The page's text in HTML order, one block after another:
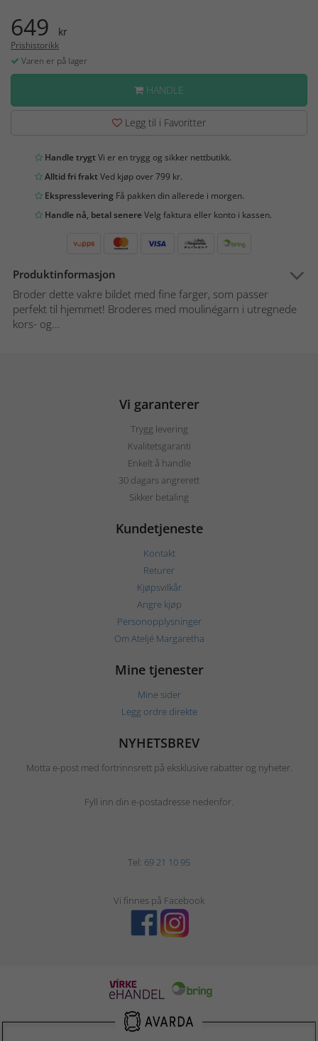
649 kr
Prishistorikk
Varen er på lager
HANDLE
Legg til i Favoritter
Handle trygtVi er en trygg og sikker nettbutikk.
Alltid fri fraktVed kjøp over 799 kr.
Ekspresslevering Få pakken din allerede i morgen.
Handle nå, betal senereVelg faktura eller konto i kassen.
Produktinformasjon
Broder dette vakre bildet med fine farger, som passer
perfekt til hjemmet! Broderes med moulinégarn i utregnede
kors- og...
Vi garanterer
Trygg levering
Kvalitetsgaranti
Enkelt å handle
30 dagars angrerett
Sikker betaling
Kundetjeneste
Kontakt
Returer
Kjøpsvilkår
Angre kjøp
Personopplysninger
Om Ateljé Margaretha
Mine tjenester
Mine sider
Legg ordre direkte
NYHETSBREV
Motta e-post med fortrinnsrett på eksklusive rabatter og nyheter.
Fyll inn din e-postadresse nedenfor.
Tel: 69 21 10 95
Vi finnes på Facebook